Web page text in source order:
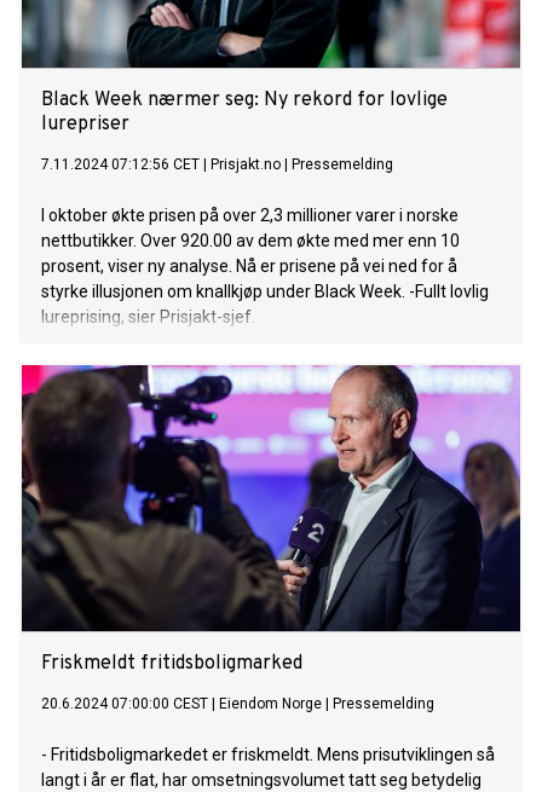
Black Week nærmer seg: Ny rekord for lovlige
lurepriser
7.11.2024 07:12:56 CET Prisjakt.no Pressemelding
I oktober økte prisen på over 2,3 millioner varer i norske
nettbutikker. Over 920.00 av dem økte med mer enn 10
prosent, viser ny analyse. Nå er prisene på vei ned for å
styrke illusjonen om knallkjøp under Black Week. -Fullt lovlig
lureprising, sier Prisjakt-sjef.
Friskmeldt fritidsboligmarked
20.6.2024 07:00:00 CEST Eiendom Norge Pressemelding
- Fritidsboligmarkedet er friskmeldt. Mens prisutviklingen så
langt i år er flat, har omsetningsvolumet tatt seg betydelig